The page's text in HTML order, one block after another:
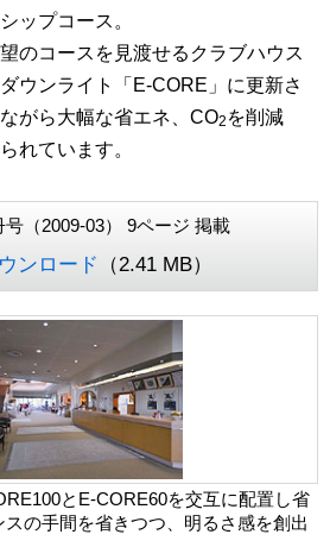
ップコース。
のコースを見渡せるクラブハウス
ウンライト「E-CORE」に更新さ
がら大幅な省エネ、CO2 を削減
れています。
（2009-03） 9ページ 掲載
ンロード （2.41 MB）
とE-CORE60を交互に配置し省
の手間を省きつつ、明るさ感を創出